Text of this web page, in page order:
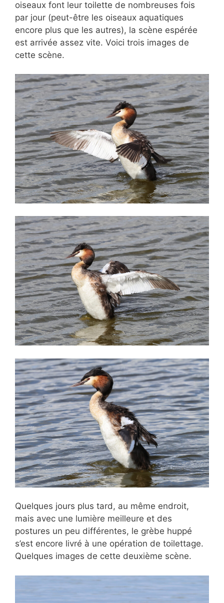
oiseaux font leur toilette de nombreuses fois
par jour (peut-être les oiseaux aquatiques
encore plus que les autres), la scène espérée
est arrivée assez vite. Voici trois images de
cette scène.
Quelques jours plus tard, au même endroit,
mais avec une lumière meilleure et des
postures un peu différentes, le grèbe huppé
s’est encore livré à une opération de toilettage.
Quelques images de cette deuxième scène.